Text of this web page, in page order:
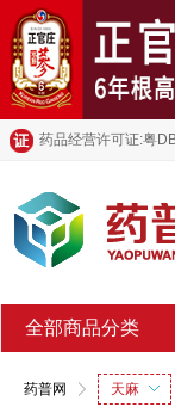
药品经营许可证:粤
全部商品分类
药普网 天麻